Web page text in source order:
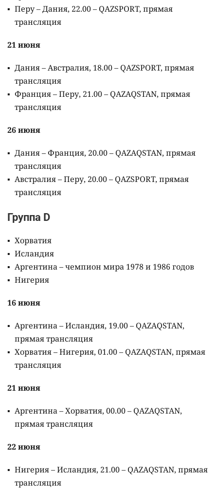
Перу – Дания, 22.00 – QAZSPORT, прямая
трансляция
21 июня
Дания – Австралия, 18.00 – QAZSPORT, прямая
трансляция
Франция – Перу, 21.00 – QAZAQSTAN, прямая
трансляция
26 июня
Дания – Франция, 20.00 – QAZAQSTAN, прямая
трансляция
Австралия – Перу, 20.00 – QAZSPORT, прямая
трансляция
Группа D
Хорватия
Исландия
Аргентина – чемпион мира 1978 и 1986 годов
Нигерия
16 июня
Аргентина – Исландия, 19.00 – QAZAQSTAN,
прямая трансляция
Хорватия – Нигерия, 01.00 – QAZAQSTAN, прямая
трансляция
21 июня
Аргентина – Хорватия, 00.00 – QAZAQSTAN,
прямая трансляция
22 июня
Нигерия – Исландия, 21.00 – QAZAQSTAN, прямая
трансляция